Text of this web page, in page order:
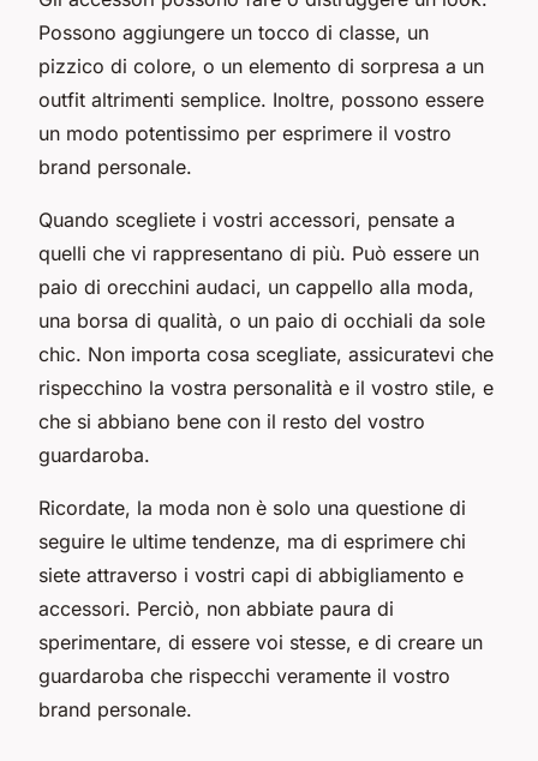
Possono aggiungere un tocco di classe, un
pizzico di colore, o un elemento di sorpresa a un
outfit altrimenti semplice. Inoltre, possono essere
un modo potentissimo per esprimere il vostro
brand personale.
Quando scegliete i vostri accessori, pensate a
quelli che vi rappresentano di più. Può essere un
paio di orecchini audaci, un cappello alla moda,
una borsa di qualità, o un paio di occhiali da sole
chic. Non importa cosa scegliate, assicuratevi che
rispecchino la vostra personalità e il vostro stile, e
che si abbiano bene con il resto del vostro
guardaroba.
Ricordate, la moda non è solo una questione di
seguire le ultime tendenze, ma di esprimere chi
siete attraverso i vostri capi di abbigliamento e
accessori. Perciò, non abbiate paura di
sperimentare, di essere voi stesse, e di creare un
guardaroba che rispecchi veramente il vostro
brand personale.